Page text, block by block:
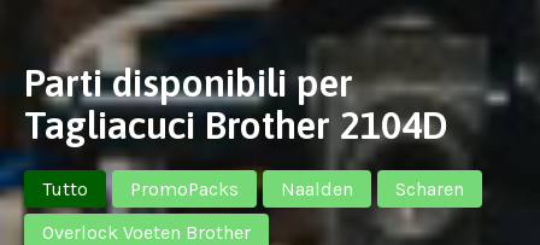
Parti disponibili per
Tagliacuci Brother 2104D
Tutto PromoPacks Naalden
Scharen
Overlock Voeten Brother